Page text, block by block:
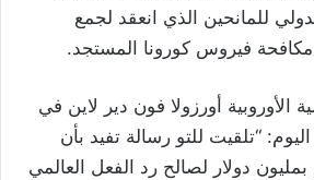
للمانحين الذي انعقد لجمع
مكافحة فيروس كورونا المستجد.
الأوروبية أورزولا فون دير لاين في
“تلقيت للتو رسالة تفيد بأن
بمليون دولار لصالح رد الفعل العالمي